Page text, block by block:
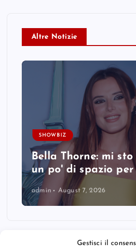
Gestisci il
Altre Notizie
SHOWBIZ
Bella Thorne: mi
un po' di spazio
admin August 7, 2026